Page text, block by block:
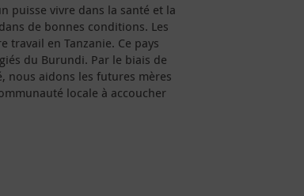
puisse vivre dans la santé et la
de bonnes conditions. Les
en Tanzanie. Ce pays
du Burundi. Par le biais de
nous aidons les futures mères
locale à accoucher